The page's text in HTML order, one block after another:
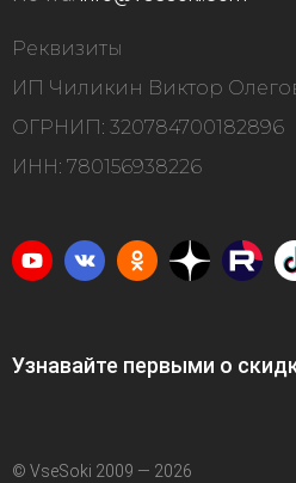
Реквизиты
ИП Чиликин Виктор
ОГРНИП: 320784700182896
ИНН: 780156938226
Узнавайте первыми о
© VseSoki 2009 — 2026